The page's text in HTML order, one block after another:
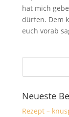
hat mich
dürfen. Dem
euch vorab
Neueste
Rezept –